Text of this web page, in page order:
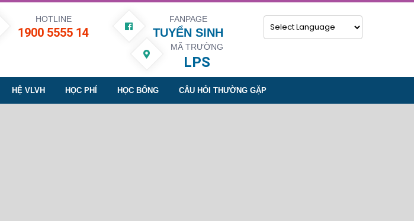
FANPAGE
TUYỂN SINH
HOTLINE
1900 5555 14
MÃ TRƯỜNG
LPS
HỆ VLVH HỌC PHÍ HỌC BỔNG CÂU HỎI THƯỜNG GẶP